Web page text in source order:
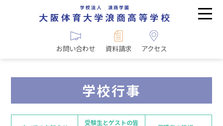
お問い合わせ 資料請求 アクセス
学校行事
受験生とゲストの皆